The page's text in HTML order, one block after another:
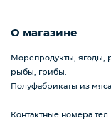
О магазине
Морепродукты, ягоды,
рыбы, грибы.
Полуфабрикаты из
Контактные номера тел.: